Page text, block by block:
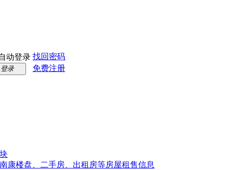
动登录 找回密码
登录 免费注册
康楼盘、二手房、出租房等房屋租售信息